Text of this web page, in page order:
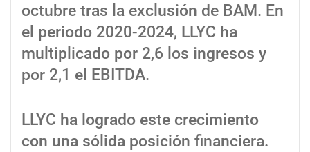
octubre tras la exclusión de BAM. En
el periodo 2020-2024, LLYC ha
multiplicado por 2,6 los ingresos y
por 2,1 el EBITDA.
LLYC ha logrado este crecimiento
con una sólida posición financiera.